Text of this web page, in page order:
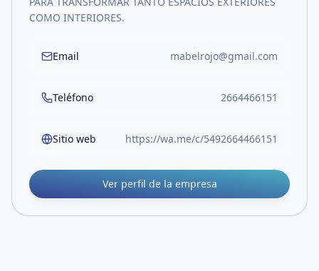
COMO INTERIORES.
Email mabelrojo@gmail.com
Teléfono 2664466151
Sitio web https://wa.me/c/5492664466151
Ver perfil de la empresa